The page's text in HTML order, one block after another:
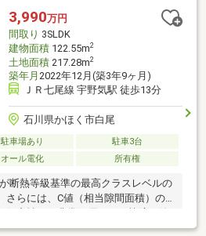
3,990万円
間取り 3SLDK
建物面積122.55m2
土地面積217.28m2
築年月 2022年12月(築3年9ヶ月)
ＪＲ七尾線 宇野気駅 徒歩13分
石川県かほく市白尾
駐車場あり
駐車3台
オール電化 所有権
断熱等級基準の最高クラスレベルの
さらには、C値（相当隙間面積）の
認定書もございます♪太陽光パネルを